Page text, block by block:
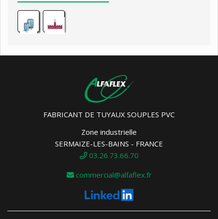
FABRICANT DE TUYAUX SOUPLES PVC
Zone industrielle
SERMAIZE-LES-BAINS - FRANCE
03.26.73.66.70
commercial@alfaflex.fr